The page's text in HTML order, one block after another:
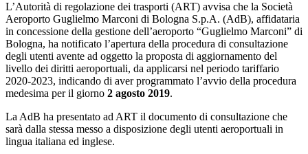
L’Autorità di regolazione dei trasporti (ART) avvisa che la Società
Aeroporto Guglielmo Marconi di Bologna S.p.A. (AdB), affidataria
in concessione della gestione dell’aeroporto “Guglielmo Marconi” di
Bologna, ha notificato l’apertura della procedura di consultazione
degli utenti avente ad oggetto la proposta di aggiornamento del
livello dei diritti aeroportuali, da applicarsi nel periodo tariffario
2020-2023, indicando di aver programmato l’avvio della procedura
medesima per il giorno 2 agosto 2019.
La AdB ha presentato ad ART il documento di consultazione che
sarà dalla stessa messo a disposizione degli utenti aeroportuali in
lingua italiana ed inglese.